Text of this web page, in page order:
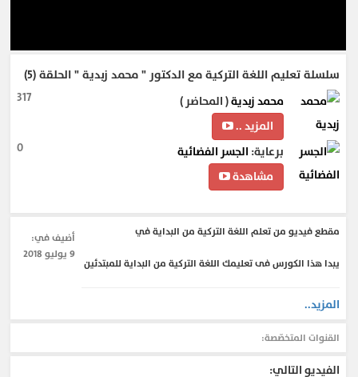
سلسلة تعليم اللغة التركية مع الدكتور " محمد زبدية " الحلقة (5)
317 محمد زبدية( المحاضر )
المزيد ..
0
برعاية: الجسر الفضائية
مشاهدة
أضيف في:
9 يوليو 2018
مقطع فيديو من تعلم اللغة التركية من البداية في
يبدا هذا الكورس فى تعليمك اللغة التركية من البداية للمبتدئين
المزيد..
القنوات المتخصّصة:
الفيديو التالي: